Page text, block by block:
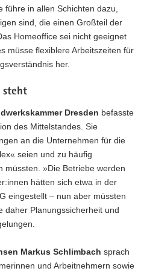
führe in allen Schichten dazu,
sind, die einen Großteil der
Homeoffice sei nicht geeignet
müsse flexiblere Arbeitszeiten für
her.
steht
Dresden befasste
des Mittelstandes. Sie
an die Unternehmen für die
seien und zu häufig
müssten. »Die Betriebe werden
hätten sich etwa in der
eingestellt – nun aber müssten
daher Planungssicherheit und
Markus Schlimbach sprach
und Arbeitnehmern sowie